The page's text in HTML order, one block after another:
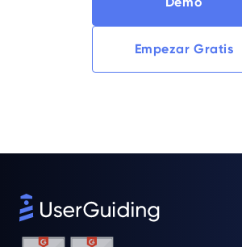
Empezar Gratis